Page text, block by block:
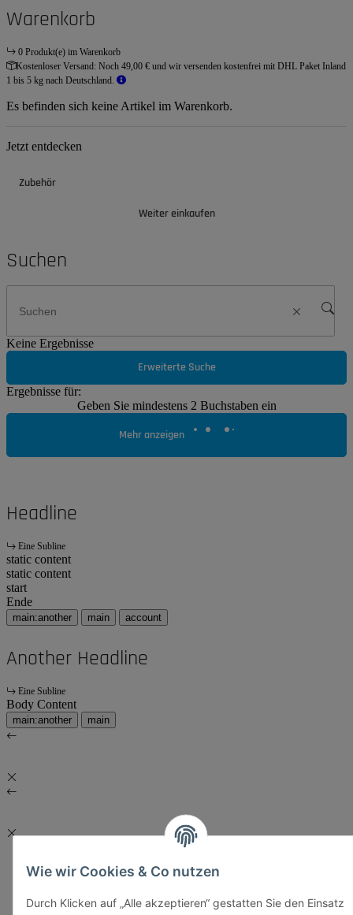
Wie wir Cookies & Co nutzen
Durch Klicken auf „Alle akzeptieren“ gestatten Sie den Einsatz
Warenkorb
0 Produkt(e) im Warenkorb
Kostenloser Versand: Noch 49,00 € und wir versenden kostenfrei mit DHL Paket Inland
1 bis 5 kg nach Deutschland.
Es befinden sich keine Artikel im Warenkorb.
Jetzt entdecken
Zubehör
Weiter einkaufen
Suchen
Keine Ergebnisse
Erweiterte Suche
Ergebnisse für:
Geben Sie mindestens 2 Buchstaben ein
Mehr anzeigen
Headline
Eine Subline
static content
static content
start
Ende
main:another main account
Another Headline
Eine Subline
Body Content
main:another main